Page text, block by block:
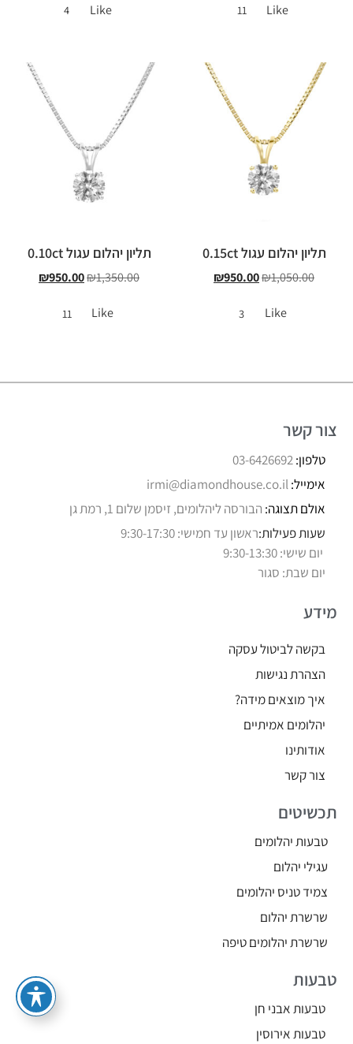
Like
11
Like
4
תליון יהלום עגול 0.15ct
₪1,050.00
₪950.00
Like
3
תליון יהלום עגול 0.10ct
₪1,350.00
₪950.00
Like
11
צור קשר
טלפון:03-6426692
אימייל:irmi@diamondhouse.co.il
אולם תצוגה: הבורסה ליהלומים, זיסמן שלום 1, רמת גן
שעות פעילות:ראשון עד חמישי: 9:30-17:30
יום שישי: 9:30-13:30
יום שבת: סגור
מידע
בקשה לביטול עסקה
הצהרת נגישות
איך מוצאים מידה?
יהלומים אמיתיים
אודותינו
צור קשר
תכשיטים
טבעות יהלומים
עגילי יהלום
צמיד טניס יהלומים
שרשרת יהלום
שרשרת יהלומים טיפה
טבעות
טבעות אבני חן
טבעות אירוסין